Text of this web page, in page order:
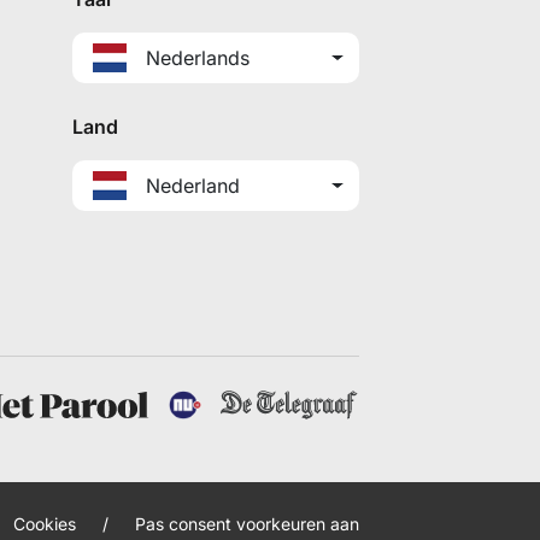
Nederlands
Land
Nederland
Cookies / Pas consent voorkeuren aan